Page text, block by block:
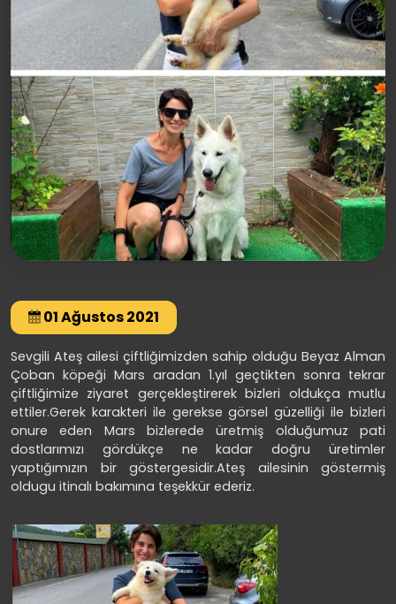
01 Ağustos 2021
Sevgili Ateş ailesi çiftliğimizden sahip olduğu Beyaz Alman
Çoban köpeği Mars aradan 1.yıl geçtikten sonra tekrar
çiftliğimize ziyaret gerçekleştirerek bizleri oldukça mutlu
ettiler.Gerek karakteri ile gerekse görsel güzelliği ile bizleri
onure eden Mars bizlerede üretmiş olduğumuz pati
dostlarımızı gördükçe ne kadar doğru üretimler
yaptığımızın bir göstergesidir.Ateş ailesinin göstermiş
oldugu itinalı bakımına teşekkür ederiz.